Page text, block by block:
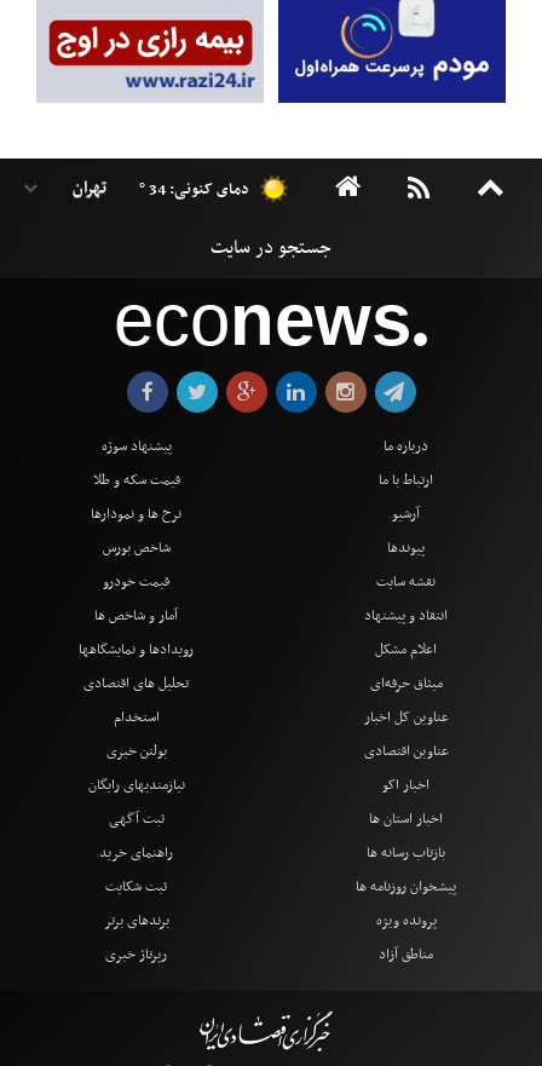
دمای کنونی: 34 °
econews●
درباره ما
ارتباط با ما
آرشیو
پیوندها
نقشه سایت
انتقاد و پیشنهاد
اعلام مشکل
میثاق حرفه‌ای
پیشنهاد سوژه
قیمت سکه و طلا
نرخ ها و نمودارها
شاخص بورس
قیمت خودرو
آمار و شاخص ها
رویدادها و نمایشگاهها
تحلیل های اقتصادی
عناوین کل اخبار
عناوین اقتصادی
اخبار اکو
اخبار استان ها
بازتاب رسانه ها
پیشخوان روزنامه ها
پرونده ویژه
مناطق آزاد
استخدام
بولتن خبری
نیازمندیهای رایگان
ثبت آگهی
راهنمای خرید
ثبت شکایت
برندهای برتر
رپرتاژ خبری